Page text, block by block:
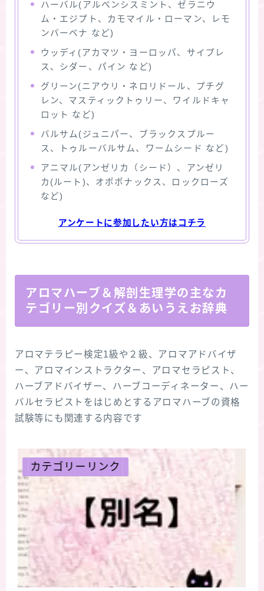
ハーバル(アルベンシスミント、ゼラニウ
ム・エジプト、カモマイル・ローマン、レモ
ンバーベナ など)
ウッディ(アカマツ・ヨーロッパ、サイプレ
ス、シダー、パイン など)
グリーン(ニアウリ・ネロリドール、プチグ
レン、マスティックトゥリー、ワイルドキャ
ロット など)
バルサム(ジュニパー、ブラックスプルー
ス、トゥルーバルサム、ワームシード など)
アニマル(アンゼリカ（シード）、アンゼリ
カ(ルート)、オポポナックス、ロックローズ
など)
アンケートに参加したい方はコチラ
アロマハーブ＆解剖生理学の主なカ
テゴリー別クイズ＆あいうえお辞典
アロマテラピー検定1級や２級、アロマアドバイザ
ー、アロマインストラクター、アロマセラピスト、
ハーブアドバイザー、ハーブコーディネーター、ハー
バルセラピストをはじめとするアロマハーブの資格
試験等にも関連する内容です
カテゴリーリンク